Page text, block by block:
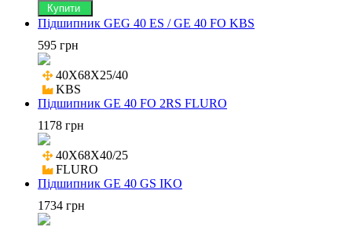
Купити
Підшипник GEG 40 ES / GE 40 FO KBS
595 грн
40X68X25/40
KBS
Підшипник GE 40 FO 2RS FLURO
1178 грн
40X68X40/25
FLURO
Підшипник GE 40 GS IKO
1734 грн